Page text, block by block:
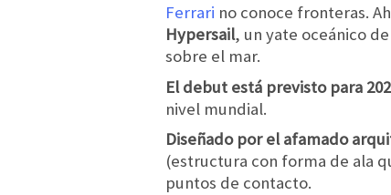
Ferrari no conoce fronteras.
Hypersail, un yate oceánico
sobre el mar.
El debut está previsto para
nivel mundial.
Diseñado por el afamado
(estructura con forma de ala
puntos de contacto.